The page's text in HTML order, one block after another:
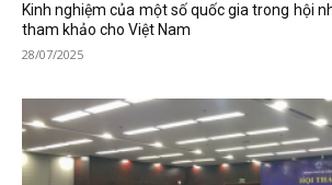
Kinh nghiệm của một số quốc gia trong hội
tham khảo cho Việt Nam
28/07/2025